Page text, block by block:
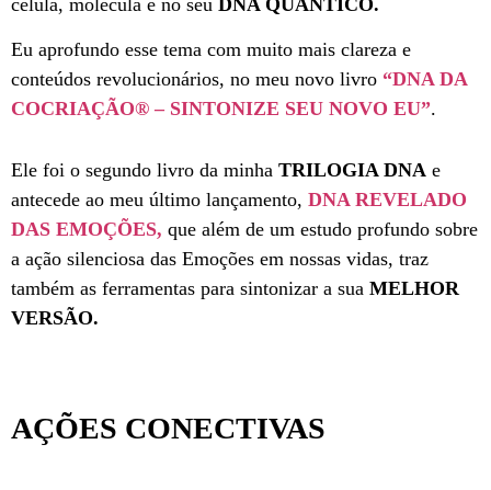
Eu aprofundo esse tema com muito mais clareza e
conteúdos revolucionários, no meu novo livro “DNA DA
COCRIAÇÃO® – SINTONIZE SEU NOVO EU”.
Ele foi o segundo livro da minha TRILOGIA DNA e
antecede ao meu último lançamento, DNA REVELADO
DAS EMOÇÕES, que além de um estudo profundo sobre
a ação silenciosa das Emoções em nossas vidas, traz
também as ferramentas para sintonizar a sua MELHOR
VERSÃO.
AÇÕES CONECTIVAS